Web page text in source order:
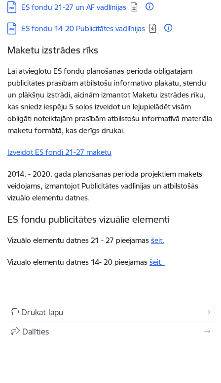
Lejupielādēt:
ES fondu 21-27 un AF vadlīnijas
Lejupielādēt:
ES fondu 14-20 Publicitātes vadlīnijas
Maketu izstrādes rīks
Lai atvieglotu ES fondu plānošanas perioda obligātajām
publicitātes prasībām atbilstošu informatīvo plakātu, stendu
un plākšņu izstrādi, aicinām izmantot Maketu izstrādes rīku,
kas sniedz iespēju 5 soļos izveidot un lejupielādēt visām
obligāti noteiktajām prasībām atbilstošu informatīvā materiāla
maketu formātā, kas derīgs drukai.
Izveidot ES fondi 21-27 maketu
2014. - 2020. gada plānošanas perioda projektiem makets
veidojams, izmantojot Publicitātes vadlīnijas un atbilstošās
vizuālo elementu datnes.
ES fondu publicitātes vizuālie elementi
Vizuālo elementu datnes 21 - 27 pieejamas šeit.
Vizuālo elementu datnes 14- 20 pieejamas šeit.
Drukāt lapu
Dalīties